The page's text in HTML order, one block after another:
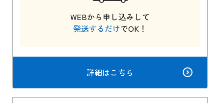
WEBから申し込みして
発送するだけでOK！
詳細はこちら